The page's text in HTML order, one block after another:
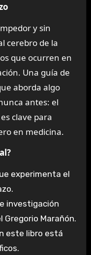
y sin
cerebro de la
que ocurren en
Una guía de
aborda algo
antes: el
clave para
en medicina.
experimenta el
investigación
Gregorio Marañón.
este libro está